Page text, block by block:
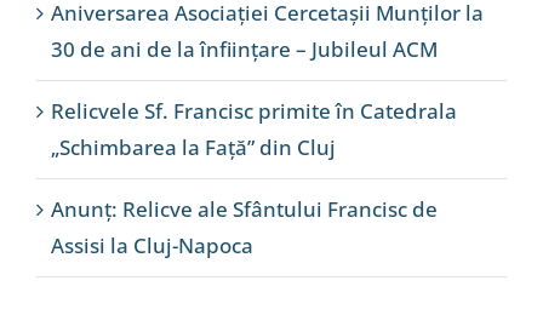
Aniversarea Asociației Cercetașii Munților la
30 de ani de la înființare – Jubileul ACM
Relicvele Sf. Francisc primite în Catedrala
„Schimbarea la Față” din Cluj
Anunț: Relicve ale Sfântului Francisc de
Assisi la Cluj-Napoca